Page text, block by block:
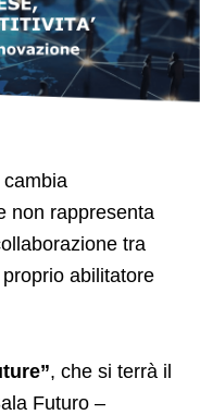
non rappresenta
tra
abilitatore
, che si terrà il
Futuro –